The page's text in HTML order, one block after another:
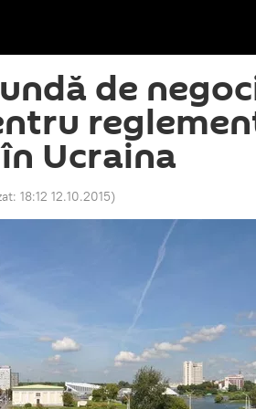
de
Ucraina
18:12 12.10.2015)